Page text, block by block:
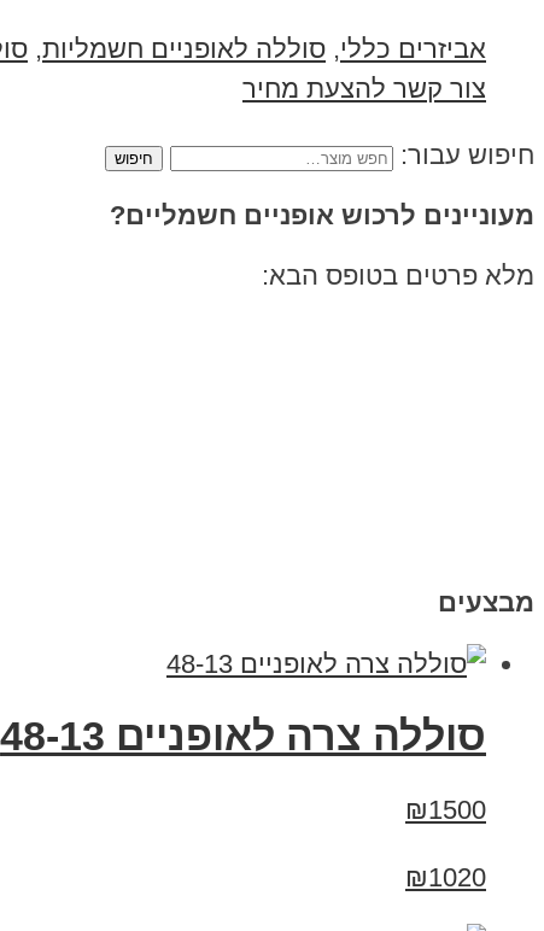
אביזרים כללי, סוללה לאופניים חשמליות,
צור קשר להצעת מחיר
חיפוש עבור:
מעוניינים לרכוש אופניים חשמליים?
מלא פרטים בטופס הבא:
מבצעים
סוללה צרה לאופניים 48-13
₪1500
₪1020